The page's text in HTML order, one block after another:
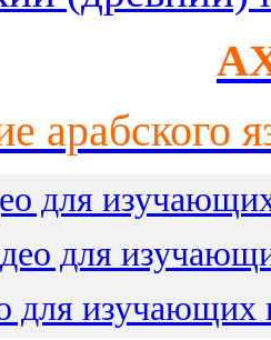
арабского
для
для
для изучающих